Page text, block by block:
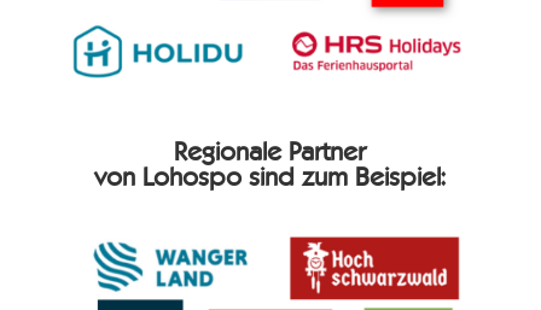
Regionale Partner
von Lohospo sind zum Beispiel: